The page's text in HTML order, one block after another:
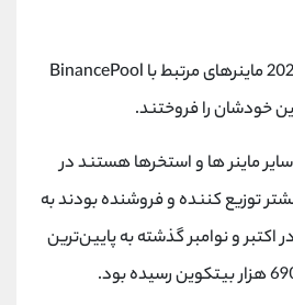
با این حال در طول سال 2022 ماینرهای مرتبط با BinancePool
ماینر ها و استخرها هستند در
سال‌ 2020-2021 بیشتر توزیع کننده و فروشنده بودند به
و نوامبر گذشته به پایین‌ترین